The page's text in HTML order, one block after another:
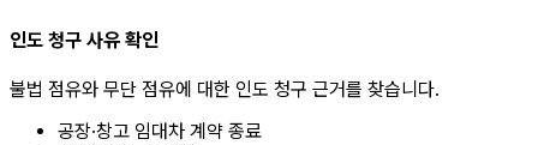
인도 청구 사유 확인
불법 점유와 무단 점유에 대한 인도 청구 근거를 찾습니다.
공장·창고 임대차 계약 종료